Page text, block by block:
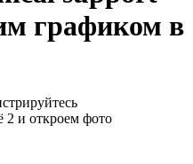
графиком в
2 и откроем фото